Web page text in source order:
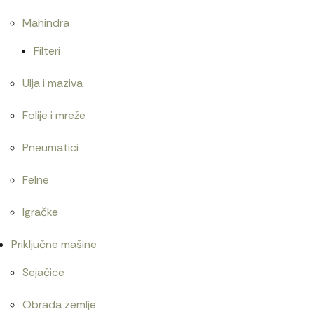
Mahindra
Filteri
Ulja i maziva
Folije i mreže
Pneumatici
Felne
Igračke
Priključne mašine
Sejačice
Obrada zemlje